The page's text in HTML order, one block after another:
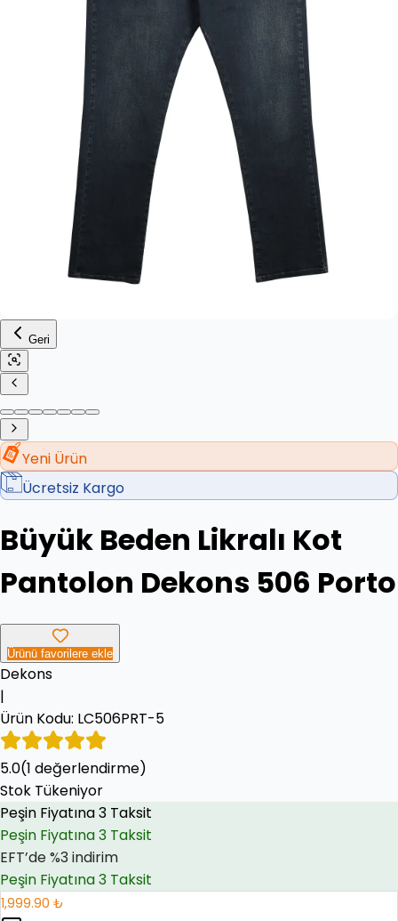
Geri
Yeni Ürün
Ücretsiz Kargo
Büyük Beden Likralı Kot
Pantolon Dekons 506 Porto
Ürünü favorilere ekle
Dekons
|
Ürün Kodu: LC506PRT-5
5.0(1 değerlendirme)
Stok Tükeniyor
EFT’de %3 indirim
Peşin Fiyatına 3 Taksit
EFT’de %3 indirim
Peşin Fiyatına 3 Taksit
1,999.90 ₺